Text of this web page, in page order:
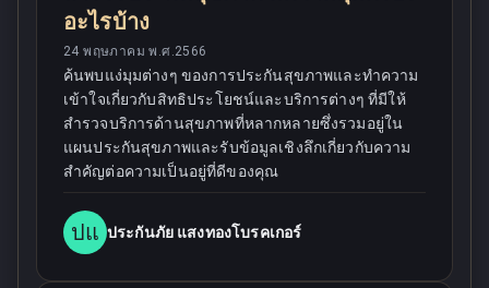
อะไรบ้าง
24 พฤษภาคม พ.ศ.2566
ค้นพบแง่มุมต่างๆ ของการประกันสุขภาพและทำความ
เข้าใจเกี่ยวกับสิทธิประโยชน์และบริการต่างๆ ที่มีให้
สำรวจบริการด้านสุขภาพที่หลากหลายซึ่งรวมอยู่ใน
แผนประกันสุขภาพและรับข้อมูลเชิงลึกเกี่ยวกับความ
สำคัญต่อความเป็นอยู่ที่ดีของคุณ
ปแ ประกันภัย แสงทองโบรคเกอร์